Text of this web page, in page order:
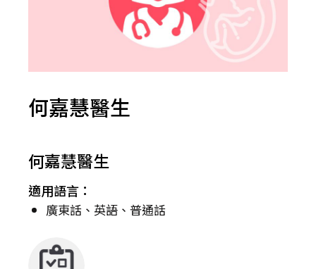
何嘉慧醫生
何嘉慧醫生
適用語言：
廣東話、英語、普通話